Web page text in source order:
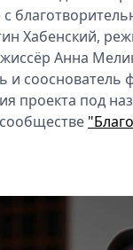
Хабенский,
Анна
сооснователь
проекта под